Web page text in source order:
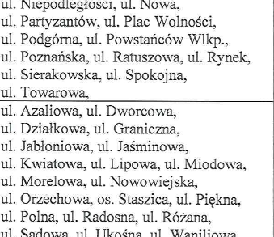
cookies umożliwiają stronie internetowej
przez Ciebie ustawień oraz
funkcjonalności czy
treści.
cookies możemy zapewnić Ci większy
z funkcjonalności naszej strony
jej do Twoich indywidualnych
zgody na funkcjonalne i
pliki cookies gwarantuje dostępność
na stronie.
cookies pomagają nam rozwijać się i
Twoich potrzeb.
pozwalają na uzyskanie informacji w
witryny internetowej, miejsca
Zapisz wybrane
Zezwól na wszystkie